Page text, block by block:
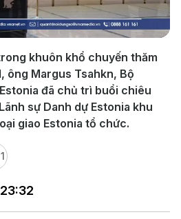
Video
khuôn khổ chuyến thăm
ông Margus Tsahkn, Bộ
đã chủ trì buổi chiêu
sự Danh dự Estonia khu
giao Estonia tổ chức.
1